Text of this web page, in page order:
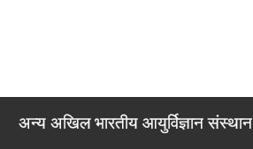
अन्य अखिल भारतीय आयुर्विज्ञान संस्थान